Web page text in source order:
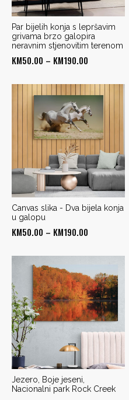
Par bijelih konja s lepršavim
grivama brzo galopira
neravnim stjenovitim terenom
KM50.00 – KM190.00
through
KM190.00
Canvas slika - Dva bijela konja
u galopu
KM50.00 – KM190.00
through
KM190.00
Jezero, Boje jeseni,
Nacionalni park Rock Creek